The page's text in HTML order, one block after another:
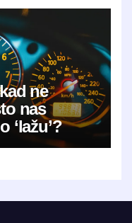
ne
nas
‘lažu’?